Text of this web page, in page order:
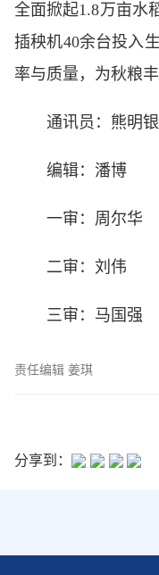
全面掀起1.8万亩水
插秧机40余台投入
率与质量，为秋粮
通讯员：熊明
编辑：潘博
一审：周尔华
二审：刘伟
三审：马国强
责任编辑 姜琪
分享到：